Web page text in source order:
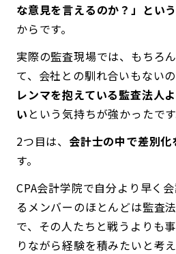
な意見を言えるのか？」とい
からです。
実際の監査現場では、もちろ
て、会社との馴れ合いもない
レンマを抱えている監査法人
い という気持ちが強かったです
2つ目は、 会計士の中で差別
す。
CPA会計学院で自分より早く
るメンバーのほとんどは監査
で、その人たちと戦うよりも
りながら経験を積みたいと考え